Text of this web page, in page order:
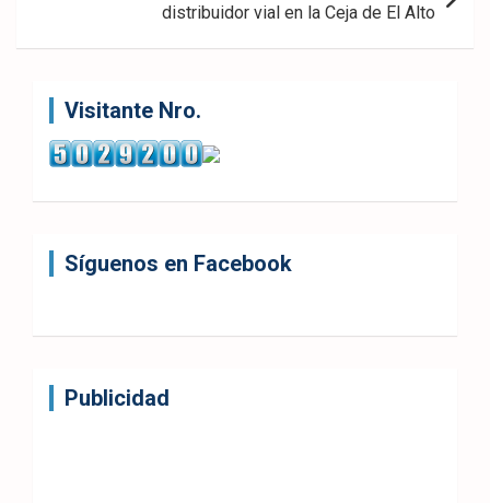
distribuidor vial en la Ceja de El Alto
Visitante Nro.
Síguenos en Facebook
Publicidad